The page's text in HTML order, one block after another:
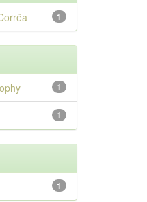
1
1
1
1